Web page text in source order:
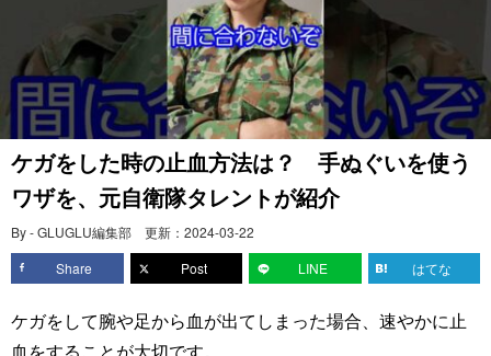
ケガをした時の止血方法は？ 手ぬぐいを使う
ワザを、元自衛隊タレントが紹介
By - GLUGLU編集部 更新： 2024-03-22
Share
Post LINE はてな
ケガをして腕や足から血が出てしまった場合、速やかに止